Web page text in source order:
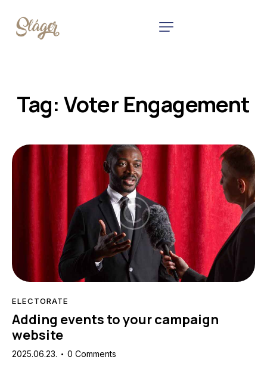
Tag: Voter Engagement
ELECTORATE
Adding events to your campaign
website
2025.06.23. 0 Comments